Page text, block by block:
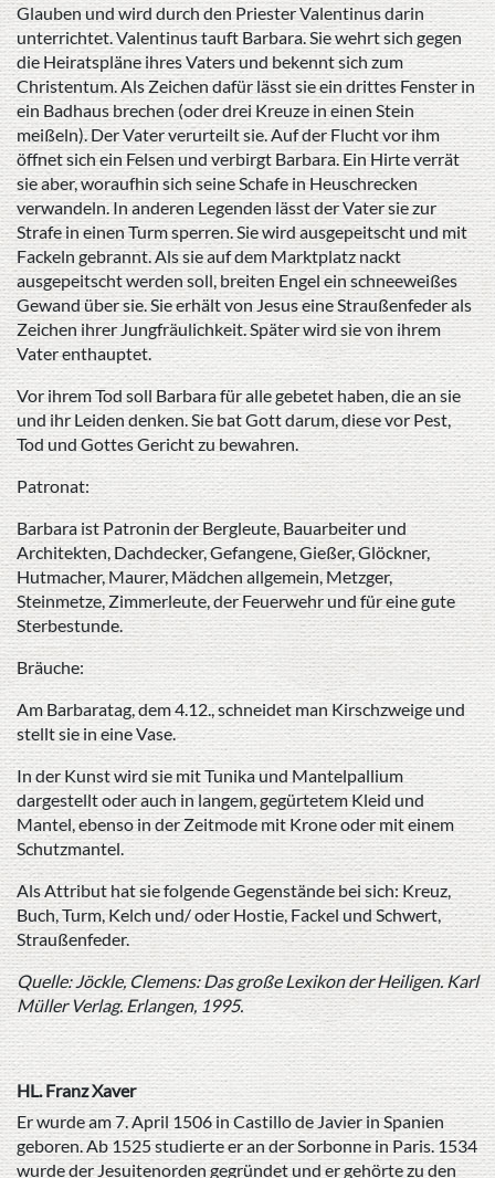
Glauben und wird durch den Priester Valentinus darin
unterrichtet. Valentinus tauft Barbara. Sie wehrt sich gegen
die Heiratspläne ihres Vaters und bekennt sich zum
Christentum. Als Zeichen dafür lässt sie ein drittes Fenster in
ein Badhaus brechen (oder drei Kreuze in einen Stein
meißeln). Der Vater verurteilt sie. Auf der Flucht vor ihm
öffnet sich ein Felsen und verbirgt Barbara. Ein Hirte verrät
sie aber, woraufhin sich seine Schafe in Heuschrecken
verwandeln. In anderen Legenden lässt der Vater sie zur
Strafe in einen Turm sperren. Sie wird ausgepeitscht und mit
Fackeln gebrannt. Als sie auf dem Marktplatz nackt
ausgepeitscht werden soll, breiten Engel ein schneeweißes
Gewand über sie. Sie erhält von Jesus eine Straußenfeder als
Zeichen ihrer Jungfräulichkeit. Später wird sie von ihrem
Vater enthauptet.
Vor ihrem Tod soll Barbara für alle gebetet haben, die an sie
und ihr Leiden denken. Sie bat Gott darum, diese vor Pest,
Tod und Gottes Gericht zu bewahren.
Patronat:
Barbara ist Patronin der Bergleute, Bauarbeiter und
Architekten, Dachdecker, Gefangene, Gießer, Glöckner,
Hutmacher, Maurer, Mädchen allgemein, Metzger,
Steinmetze, Zimmerleute, der Feuerwehr und für eine gute
Sterbestunde.
Bräuche:
Am Barbaratag, dem 4.12., schneidet man Kirschzweige und
stellt sie in eine Vase.
In der Kunst wird sie mit Tunika und Mantelpallium
dargestellt oder auch in langem, gegürtetem Kleid und
Mantel, ebenso in der Zeitmode mit Krone oder mit einem
Schutzmantel.
Als Attribut hat sie folgende Gegenstände bei sich: Kreuz,
Buch, Turm, Kelch und/ oder Hostie, Fackel und Schwert,
Straußenfeder.
Quelle: Jöckle, Clemens: Das große Lexikon der Heiligen. Karl
Müller Verlag. Erlangen, 1995.
HL. Franz Xaver
Er wurde am 7. April 1506 in Castillo de Javier in Spanien
geboren. Ab 1525 studierte er an der Sorbonne in Paris. 1534
wurde der Jesuitenorden gegründet und er gehörte zu den